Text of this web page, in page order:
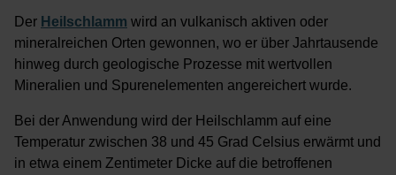
Der Heilschlamm wird an vulkanisch aktiven oder
mineralreichen Orten gewonnen, wo er über Jahrtausende
hinweg durch geologische Prozesse mit wertvollen
Mineralien und Spurenelementen angereichert wurde.
Bei der Anwendung wird der Heilschlamm auf eine
Temperatur zwischen 38 und 45 Grad Celsius erwärmt und
in etwa einem Zentimeter Dicke auf die betroffenen